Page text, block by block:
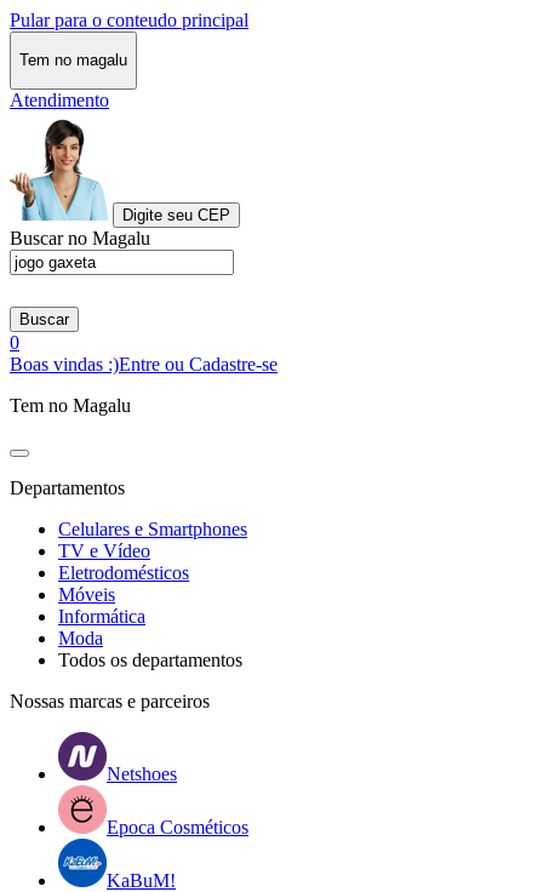
Pular para o conteudo principal
Tem no magalu
Atendimento
Digite seu CEP
Buscar no Magalu
Buscar
0
Boas vindas :)Entre ou Cadastre-se
Tem no Magalu
Departamentos
Celulares e Smartphones
TV e Vídeo
Eletrodomésticos
Móveis
Informática
Moda
Todos os departamentos
Nossas marcas e parceiros
Netshoes
Epoca Cosméticos
KaBuM!